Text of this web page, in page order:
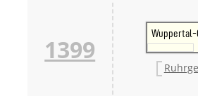
1399
Wuppertal-